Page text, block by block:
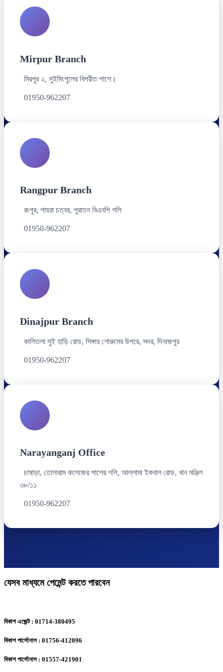
Mirpur Branch
মিরপুর ২, সুইমিংপুলের বিপরীত পাশে।
01950-962207
Rangpur Branch
রংপুর, পায়রা চত্বর, পুরাতন বিএনপি গলি
01950-962207
Dinajpur Branch
কালিতলা সুই হাড়ি রোড, সিঙ্গার শোরুমের উপরে, সদর, দিনাজপুর
01950-962207
Narayanganj Office
চাষাড়া, তোলারাম কলেজের পাশের গলি, আল্লামা ইকবাল রোড, খান মঞ্জিল
৩৮/১১
01950-962207
যেসব মাধ্যমে পেমেন্ট করতে পারবেন
বিকাশ এজেন্ট : 01714-380495
বিকাশ পার্সোনাল : 01756-412096
বিকাশ পার্সোনাল : 01557-421901